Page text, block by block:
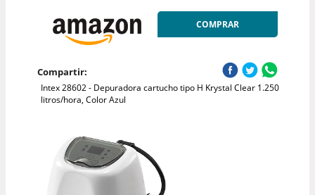
COMPRAR
Compartir:
Intex 28602 - Depuradora cartucho tipo H Krystal Clear 1.250
litros/hora, Color Azul